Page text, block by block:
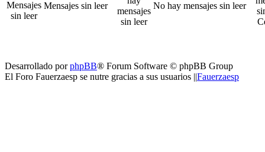
Mensajes sin leer No hay mensajes sin leer
Desarrollado porphpBB® Forum Software © phpBB Group
El Foro Fauerzaesp se nutre gracias a sus usuarios ||Fauerzaesp